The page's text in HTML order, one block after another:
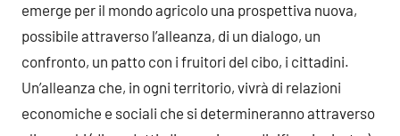
emerge per il mondo agricolo una prospettiva nuova,
possibile attraverso l’alleanza, di un dialogo, un
confronto, un patto con i fruitori del cibo, i cittadini.
Un’alleanza che, in ogni territorio, vivrà di relazioni
economiche e sociali che si determineranno attraverso